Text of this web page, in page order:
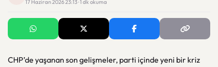
17 Haziran 2026 23:13 · 1 dk okuma
CHP’de yaşanan son gelişmeler, parti içinde yeni bir kriz